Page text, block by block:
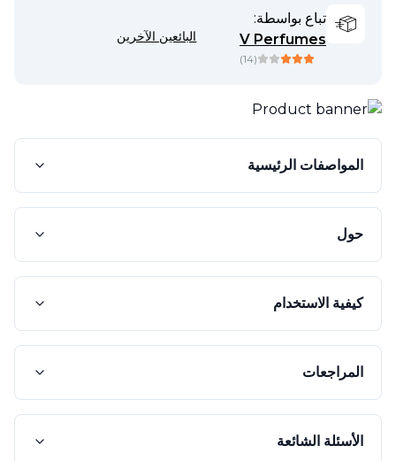
تباع بواسطة:
V Perfumes
(
14
)
البائعين الآخرين
المواصفات الرئيسية
حول
كيفية الاستخدام
المراجعات
الأسئلة الشائعة